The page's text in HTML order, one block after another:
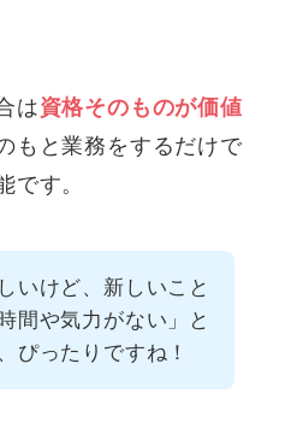
は資格そのものが価値
もと業務をするだけで
です。
いけど、新しいこと
間や気力がない」と
ぴったりですね！